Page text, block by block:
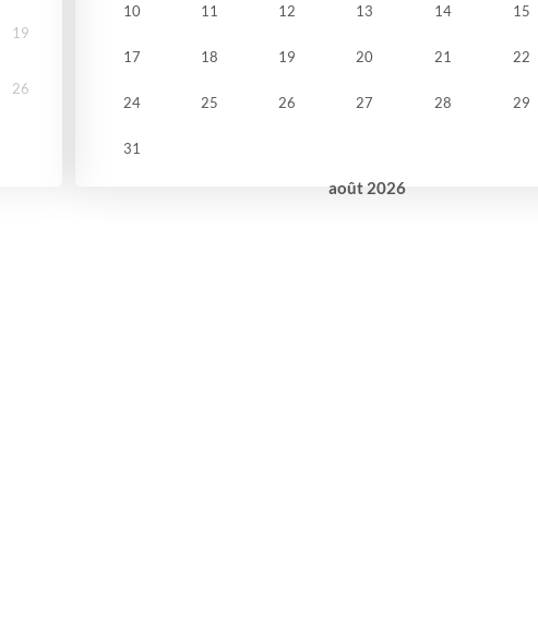
19
26
août 2026
10 11 12 13 14 15
17 18 19 20 21 22
24 25 26 27 28 29
31